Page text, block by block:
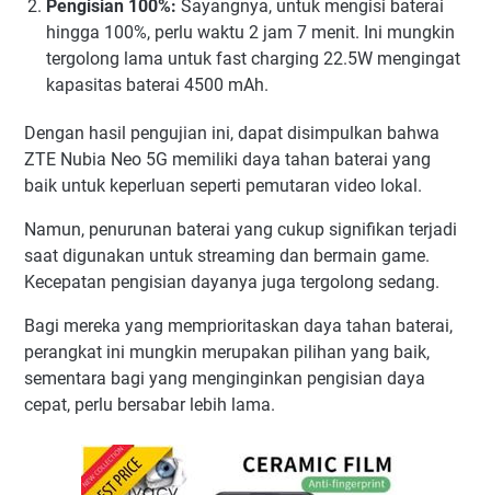
Pengisian 100%: Sayangnya, untuk mengisi baterai
hingga 100%, perlu waktu 2 jam 7 menit. Ini mungkin
tergolong lama untuk fast charging 22.5W mengingat
kapasitas baterai 4500 mAh.
Dengan hasil pengujian ini, dapat disimpulkan bahwa
ZTE Nubia Neo 5G memiliki daya tahan baterai yang
baik untuk keperluan seperti pemutaran video lokal.
Namun, penurunan baterai yang cukup signifikan terjadi
saat digunakan untuk streaming dan bermain game.
Kecepatan pengisian dayanya juga tergolong sedang.
Bagi mereka yang memprioritaskan daya tahan baterai,
perangkat ini mungkin merupakan pilihan yang baik,
sementara bagi yang menginginkan pengisian daya
cepat, perlu bersabar lebih lama.